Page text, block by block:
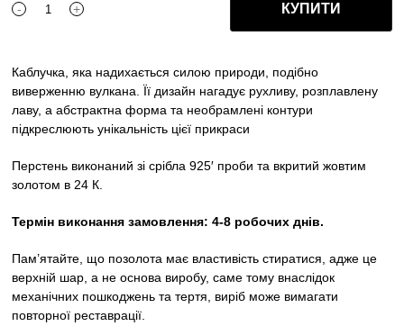
-
LAVA
+ КУПИТИ
Каблучка, яка надихається силою природи, подібно
виверженню вулкана. Її дизайн нагадує рухливу, розплавлену
лаву, а абстрактна форма та необрамлені контури
підкреслюють унікальність цієї прикраси
Перстень виконаний зі срібла 925′ проби та вкритий жовтим
золотом в 24 К.
Термін виконання замовлення: 4-8 робочих днів.
Пам’ятайте, що позолота має властивість стиратися, адже це
верхній шар, а не основа виробу, саме тому внаслідок
механічних пошкоджень та тертя, виріб може вимагати
повторної реставрації.